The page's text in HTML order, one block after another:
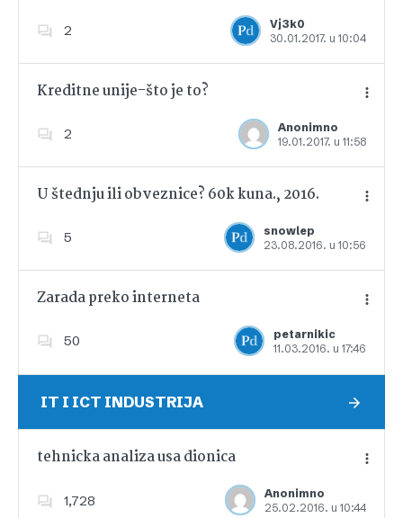
2
Vj3k0
30.01.2017. u 10:04
Dodajte u favorite
Kreditne unije-što je to?
2
Anonimno
19.01.2017. u 11:58
Dodajte u favorite
U štednju ili obveznice? 60k kuna., 2016.
5
snowlep
23.08.2016. u 10:56
Dodajte u favorite
Zarada preko interneta
50
petarnikic
11.03.2016. u 17:46
Dodajte u favorite
IT I ICT INDUSTRIJA
tehnicka analiza usa dionica
1,728
Anonimno
25.02.2016. u 10:44
Dodajte u favorite